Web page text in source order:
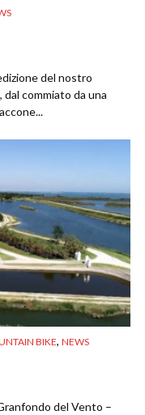
del nostro
commiato da una
BIKE, NEWS
del Vento –